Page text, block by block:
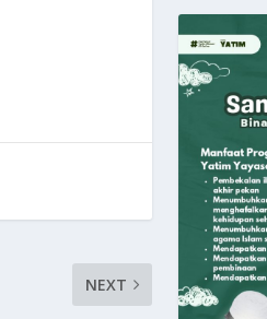
NEXT